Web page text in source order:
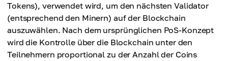
Tokens), verwendet wird, um den nächsten Validator
(entsprechend den Minern) auf der Blockchain
auszuwählen. Nach dem ursprünglichen PoS-Konzept
wird die Kontrolle über die Blockchain unter den
Teilnehmern proportional zu der Anzahl der Coins